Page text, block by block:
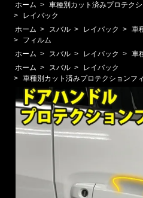
ホーム > 車種別カット済みプロテク
>
レイバック
ホーム > スバル > レイバック > 車
>
フィルム
ホーム > スバル > レイバック > 車
ホーム > スバル >
レイバック
> 車種別カット済みプロテクションフ